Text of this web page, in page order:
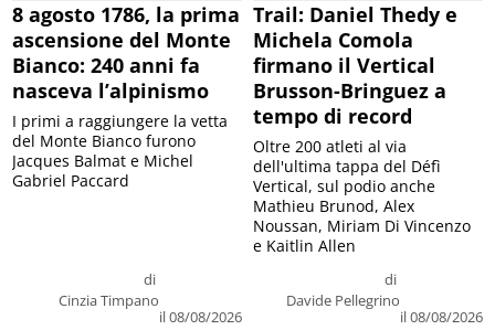
8 agosto 1786, la prima
ascensione del Monte
Bianco: 240 anni fa
nasceva l’alpinismo
di
Cinzia Timpano
il 08/08/2026
I primi a raggiungere la vetta
del Monte Bianco furono
Jacques Balmat e Michel
Gabriel Paccard
Trail: Daniel Thedy e
Michela Comola
firmano il Vertical
Brusson-Bringuez a
tempo di record
di
Davide Pellegrino
il 08/08/2026
Oltre 200 atleti al via
dell'ultima tappa del Défì
Vertical, sul podio anche
Mathieu Brunod, Alex
Noussan, Miriam Di Vincenzo
e Kaitlin Allen